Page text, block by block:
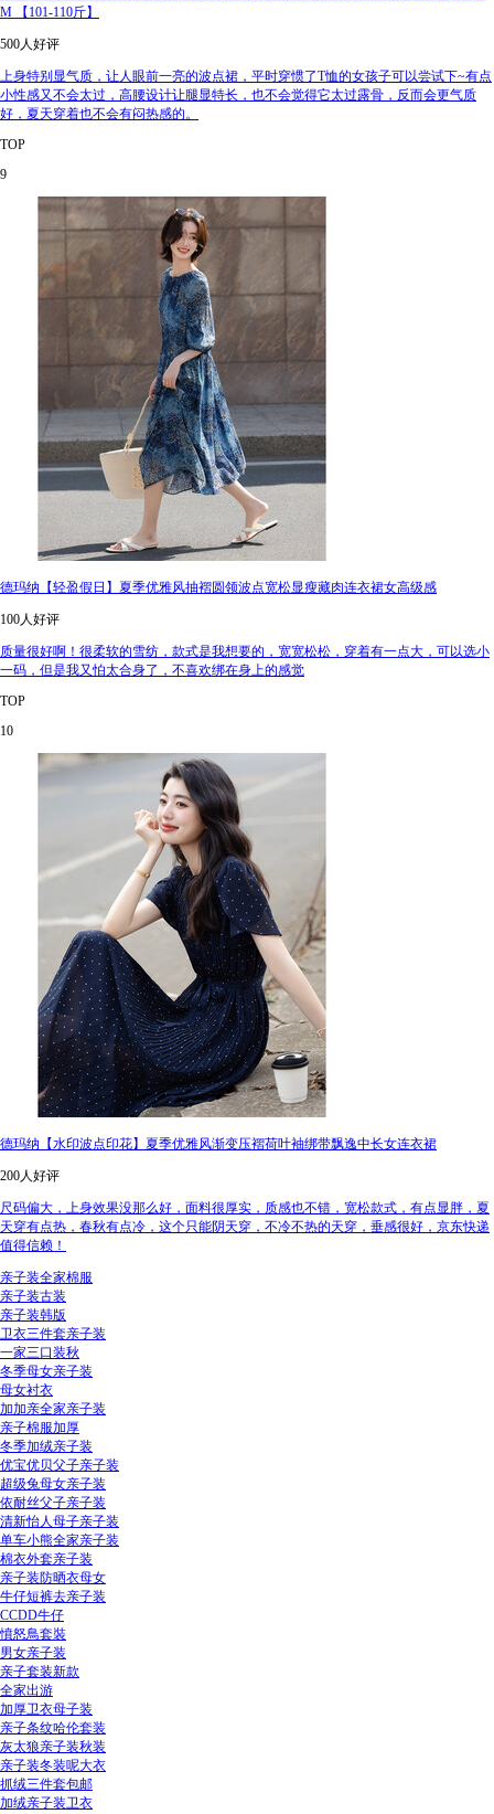
M 【101-110斤】
500人好评
上身特别显气质，让人眼前一亮的波点裙，平时穿惯了T恤的女孩子可以尝试下~有点
小性感又不会太过，高腰设计让腿显特长，也不会觉得它太过露骨，反而会更气质
好，夏天穿着也不会有闷热感的。
TOP
9
德玛纳【轻盈假日】夏季优雅风抽褶圆领波点宽松显瘦藏肉连衣裙女高级感
100人好评
质量很好啊！很柔软的雪纺，款式是我想要的，宽宽松松，穿着有一点大，可以选小
一码，但是我又怕太合身了，不喜欢绑在身上的感觉
TOP
10
德玛纳【水印波点印花】夏季优雅风渐变压褶荷叶袖绑带飘逸中长女连衣裙
200人好评
尺码偏大，上身效果没那么好，面料很厚实，质感也不错，宽松款式，有点显胖，夏
天穿有点热，春秋有点冷，这个只能阴天穿，不冷不热的天穿，垂感很好，京东快递
值得信赖！
亲子装全家棉服
亲子装古装
亲子装韩版
卫衣三件套亲子装
一家三口装秋
冬季母女亲子装
母女衬衣
加加亲全家亲子装
亲子棉服加厚
冬季加绒亲子装
优宝优贝父子亲子装
超级兔母女亲子装
依耐丝父子亲子装
清新怡人母子亲子装
单车小熊全家亲子装
棉衣外套亲子装
亲子装防晒衣母女
牛仔短裤去亲子装
CCDD牛仔
憤怒鳥套裝
男女亲子装
亲子套装新款
全家出游
加厚卫衣母子装
亲子条纹哈伦套装
灰太狼亲子装秋装
亲子装冬装呢大衣
抓绒三件套包邮
加绒亲子装卫衣